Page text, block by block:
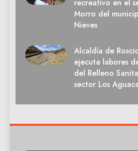
recreativo en el
Morro del
Nieves
Alcaldía de
ejecuta labores
del Relleno
sector Los